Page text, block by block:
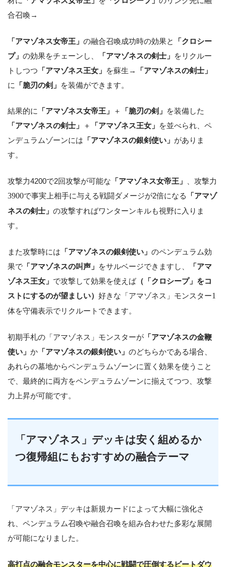
合召喚→
「アマゾネス女帝王」 の融合召喚成功時の効果と
「クロシー
プ」 の効果をチェーンし、 「アマゾネスの剣士」 をリクルー
トしつつ 「アマゾネス王女」 を蘇生→
「アマゾネスの剣士」
に
「脆刃の剣」 を装備ができます。
結果的に 「アマゾネス女帝王」 ＋ 「脆刃の剣」 を装備した
「アマゾネスの剣士」
＋ 「アマゾネス王女」 を並べられ、ペ
ンデュラムゾーンには 「アマゾネスの銀剣使い」 がありま
す。
攻撃力4200で2回攻撃が可能な 「アマゾネス女帝王」
、攻撃力
3900で事実上相手に与える戦闘ダメージが2倍になる
「アマゾ
ネスの剣士」 の攻撃すればワンターンキルも視野に入りま
す。
また攻撃時には 「アマゾネスの銀剣使い」 のペンデュラム効
果で 「アマゾネスの叫声」 をサルベージできますし、
「アマ
ゾネス王女」 で攻撃して効果を使えば（「クロシープ」をコ
ストにするのが望ましい） 好きな「アマゾネス」モンスター1
体を守備表示でリクルートできます。
初期手札の「アマゾネス」モンスターが 「アマゾネスの金鞭
使い」 か 「アマゾネスの銀剣使い」 のどちらかである場合、
あれらの墓地からペンデュラムゾーンに置く効果を使うこと
で、最終的に両方をペンデュラムゾーンに揃えてつつ、攻撃
力上昇が可能です。
「アマゾネス」デッキは安く組めるか
つ復帰組にもおすすめの融合テーマ
「アマゾネス」デッキは新規カードによって大幅に強化さ
れ、ペンデュラム召喚や融合召喚を組み合わせた多彩な展開
が可能になりました。
高打点の融合モンスターを中心に戦闘で圧倒するビートダウ